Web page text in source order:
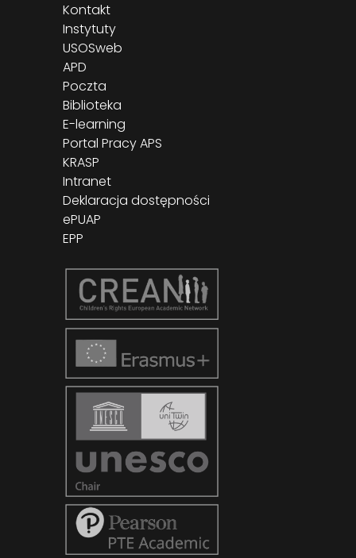
Kontakt
Instytuty
USOSweb
APD
Poczta
Biblioteka
E-learning
Portal Pracy APS
KRASP
Intranet
Deklaracja dostępności
ePUAP
EPP